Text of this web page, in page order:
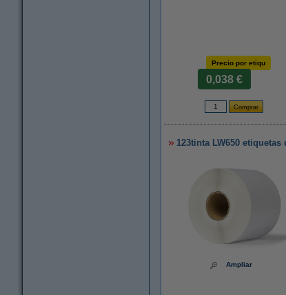
Precio por etiqu
0,038 €
123tinta LW650
Ampliar